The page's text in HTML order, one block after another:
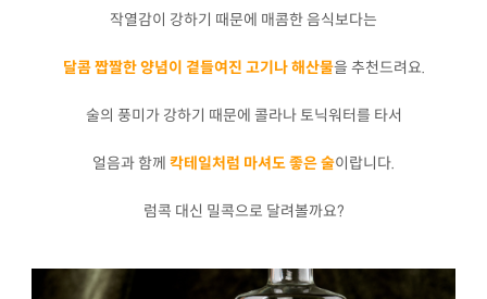
작열감이 강하기 때문에 매콤한 음식보다는
달콤 짭짤한 양념이 곁들여진 고기나 해산물을 추천드려요.
술의 풍미가 강하기 때문에 콜라나 토닉워터를 타서
얼음과 함께 칵테일처럼 마셔도 좋은 술이랍니다.
럼콕 대신 밀콕으로 달려볼까요?